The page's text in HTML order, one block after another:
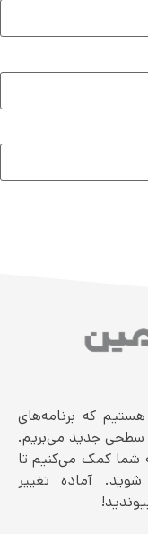
که برنامه‌های
سطحی جدید می‌بریم.
شما کمک می‌کنیم تا
آماده تغییر